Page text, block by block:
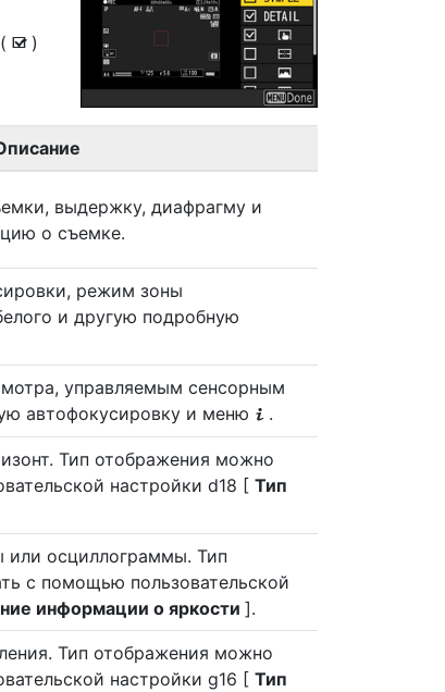
M )
выдержку, диафрагму и
о съемке.
режим зоны
и другую подробную
управляемым сенсорным
автофокусировку и меню i .
Тип отображения можно
настройки d18 [ Тип
или осциллограммы. Тип
с помощью пользовательской
информации о яркости ].
Тип отображения можно
настройки g16 [ Тип